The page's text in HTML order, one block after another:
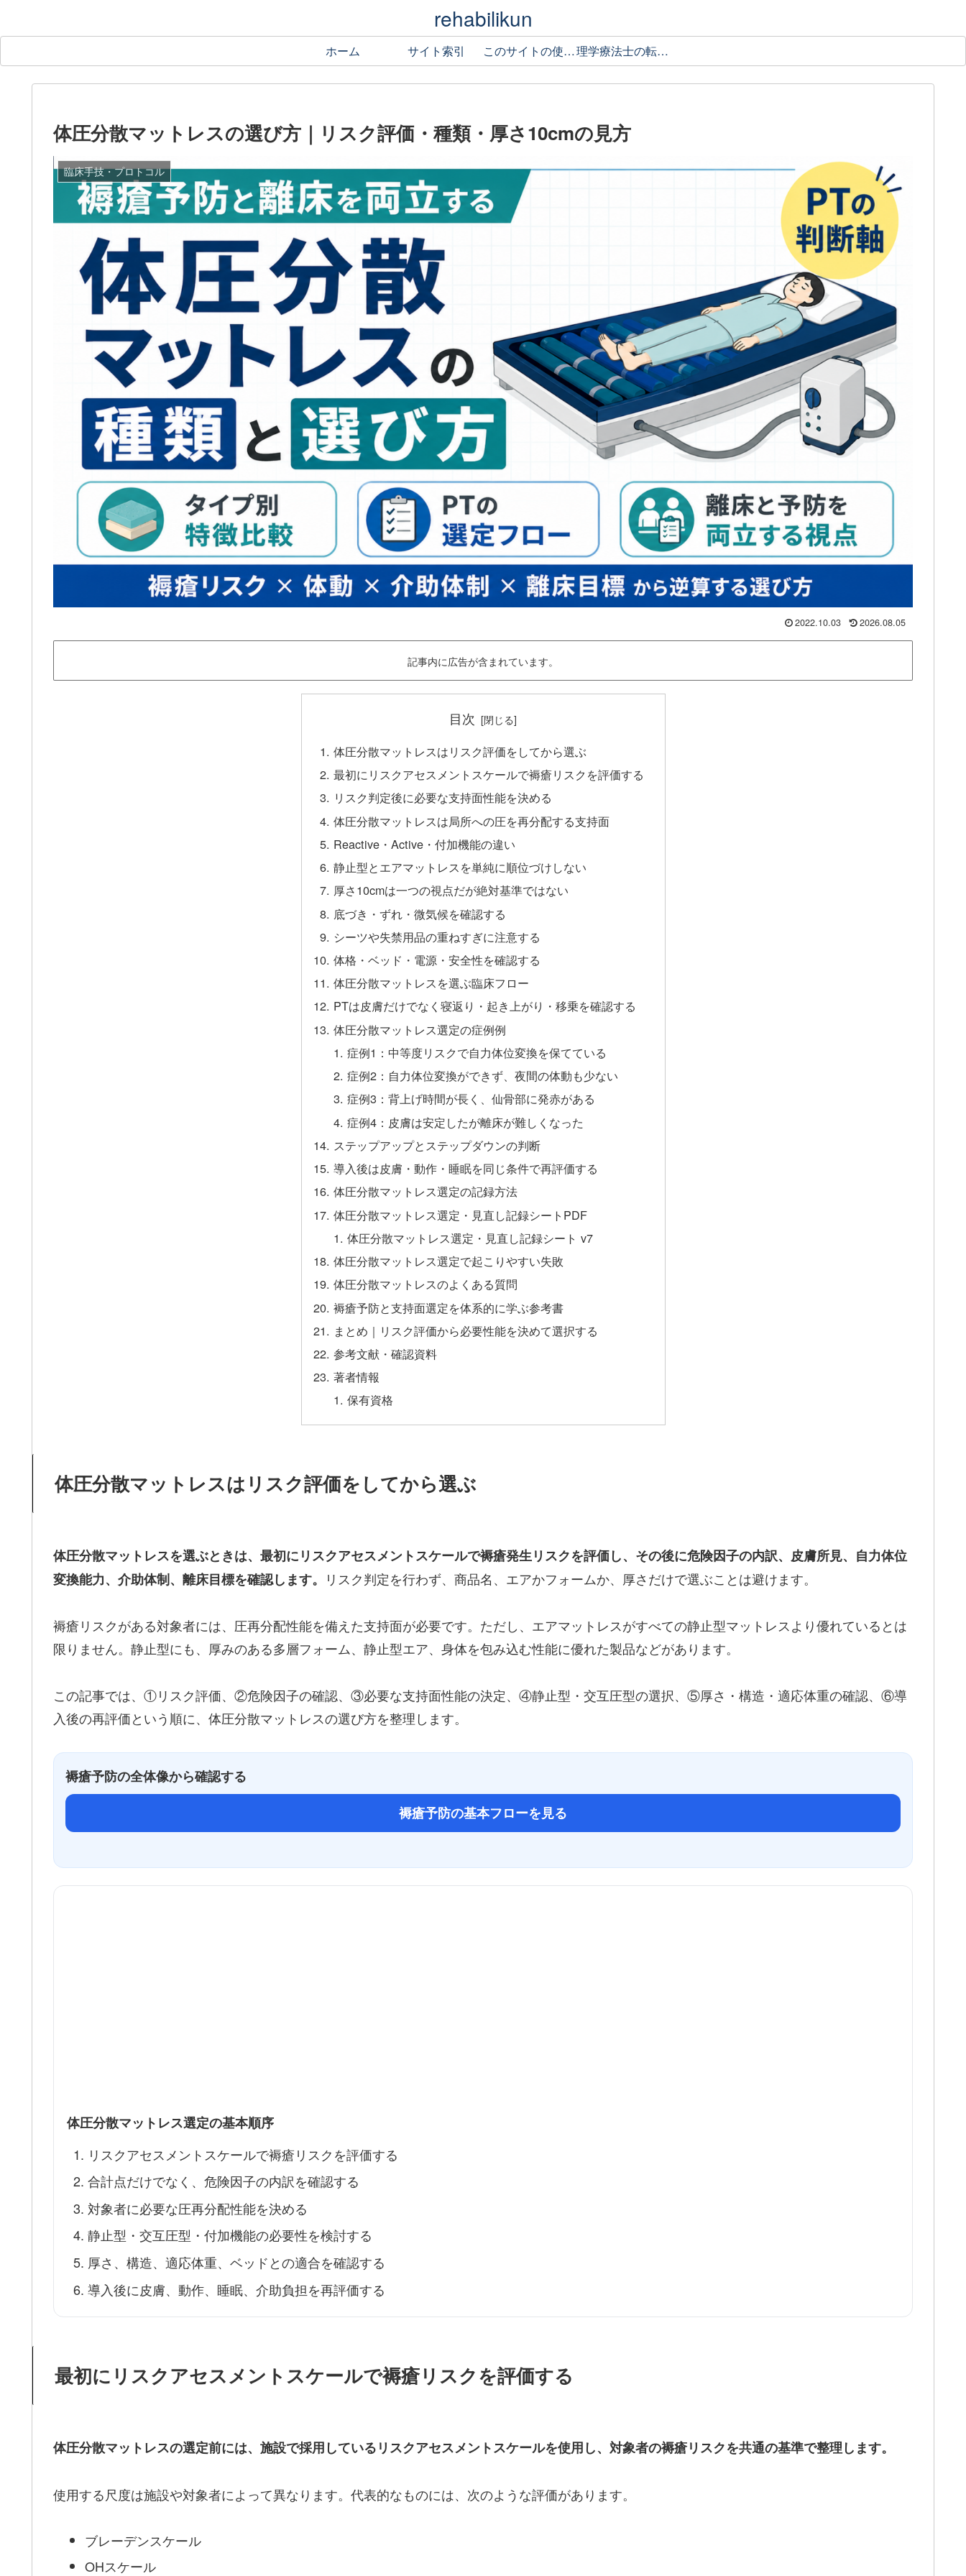
rehabilikun
ホーム サイト索引 このサイトの使い方 理学療法士の転職ガイド
体圧分散マットレスの選び方｜リスク評価・種類・厚さ10cmの見方
臨床手技・プロトコル
2022.10.03 2026.08.05
記事内に広告が含まれています。
目次
体圧分散マットレスはリスク評価をしてから選ぶ
最初にリスクアセスメントスケールで褥瘡リスクを評価する
リスク判定後に必要な支持面性能を決める
体圧分散マットレスは局所への圧を再分配する支持面
Reactive・Active・付加機能の違い
静止型とエアマットレスを単純に順位づけしない
厚さ10cmは一つの視点だが絶対基準ではない
底づき・ずれ・微気候を確認する
シーツや失禁用品の重ねすぎに注意する
体格・ベッド・電源・安全性を確認する
体圧分散マットレスを選ぶ臨床フロー
PTは皮膚だけでなく寝返り・起き上がり・移乗を確認する
体圧分散マットレス選定の症例例
症例1：中等度リスクで自力体位変換を保てている
症例2：自力体位変換ができず、夜間の体動も少ない
症例3：背上げ時間が長く、仙骨部に発赤がある
症例4：皮膚は安定したが離床が難しくなった
ステップアップとステップダウンの判断
導入後は皮膚・動作・睡眠を同じ条件で再評価する
体圧分散マットレス選定の記録方法
体圧分散マットレス選定・見直し記録シートPDF
体圧分散マットレス選定・見直し記録シート v7
体圧分散マットレス選定で起こりやすい失敗
体圧分散マットレスのよくある質問
褥瘡予防と支持面選定を体系的に学ぶ参考書
まとめ｜リスク評価から必要性能を決めて選択する
参考文献・確認資料
著者情報
保有資格
体圧分散マットレスはリスク評価をしてから選ぶ
体圧分散マットレスを選ぶときは、最初にリスクアセスメントスケールで褥瘡発生リスクを評価し、その後に危険因子の内訳、皮膚所見、自力体位
変換能力、介助体制、離床目標を確認します。 リスク判定を行わず、商品名、エアかフォームか、厚さだけで選ぶことは避けます。
褥瘡リスクがある対象者には、圧再分配性能を備えた支持面が必要です。ただし、エアマットレスがすべての静止型マットレスより優れているとは
限りません。静止型にも、厚みのある多層フォーム、静止型エア、身体を包み込む性能に優れた製品などがあります。
この記事では、①リスク評価、②危険因子の確認、③必要な支持面性能の決定、④静止型・交互圧型の選択、⑤厚さ・構造・適応体重の確認、⑥導
入後の再評価という順に、体圧分散マットレスの選び方を整理します。
褥瘡予防の全体像から確認する
褥瘡予防の基本フローを見る
体圧分散マットレス選定の基本順序
リスクアセスメントスケールで褥瘡リスクを評価する
合計点だけでなく、危険因子の内訳を確認する
対象者に必要な圧再分配性能を決める
静止型・交互圧型・付加機能の必要性を検討する
厚さ、構造、適応体重、ベッドとの適合を確認する
導入後に皮膚、動作、睡眠、介助負担を再評価する
最初にリスクアセスメントスケールで褥瘡リスクを評価する
体圧分散マットレスの選定前には、施設で採用しているリスクアセスメントスケールを使用し、対象者の褥瘡リスクを共通の基準で整理します。
使用する尺度は施設や対象者によって異なります。代表的なものには、次のような評価があります。
ブレーデンスケール
OHスケール